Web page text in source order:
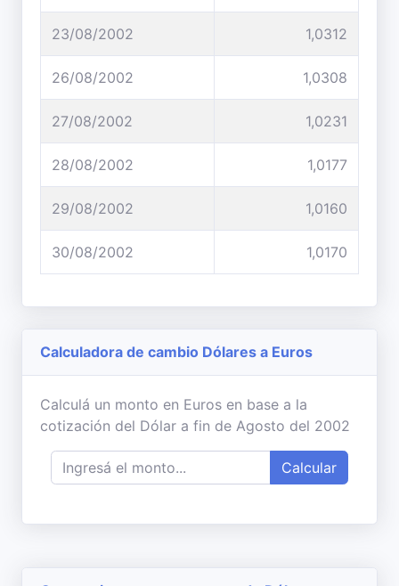
23/08/2002 1,0312
26/08/2002 1,0308
27/08/2002 1,0231
28/08/2002 1,0177
29/08/2002 1,0160
30/08/2002 1,0170
Calculadora de cambio Dólares a Euros
Calculá un monto en Euros en base a la
cotización del Dólar a fin de Agosto del 2002
Calcular